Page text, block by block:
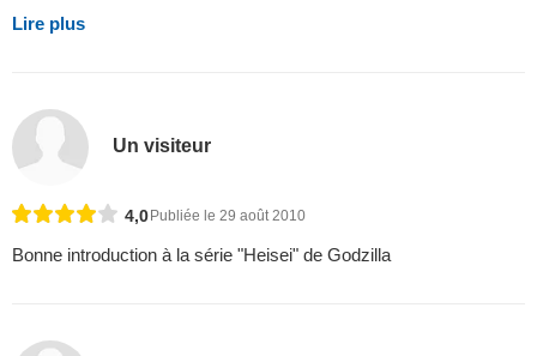
Lire plus
Un visiteur
4,0 Publiée le 29 août 2010
Bonne introduction à la série "Heisei" de Godzilla